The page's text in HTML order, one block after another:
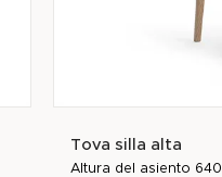
Tova silla alta
Altura del asiento 640